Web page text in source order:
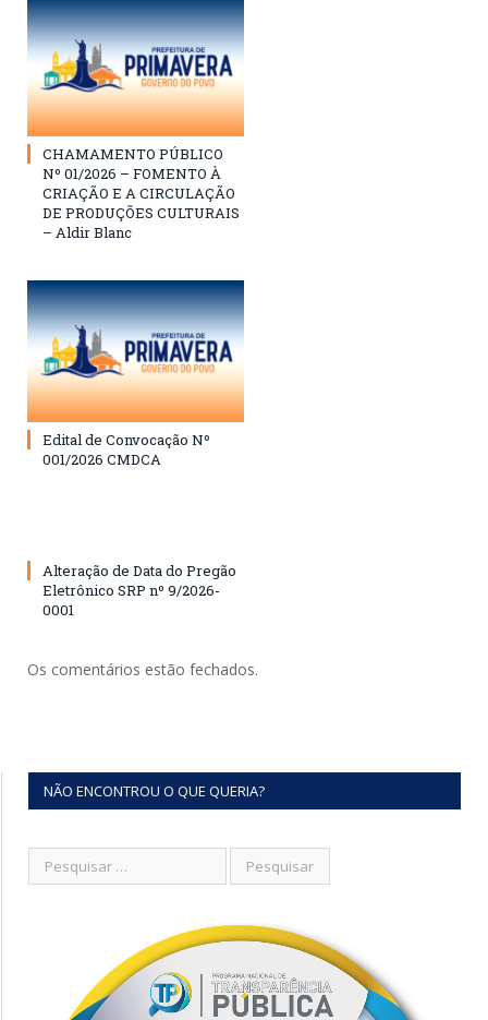
CHAMAMENTO PÚBLICO
Nº 01/2026 – FOMENTO À
CRIAÇÃO E A CIRCULAÇÃO
DE PRODUÇÕES CULTURAIS
– Aldir Blanc
Edital de Convocação Nº
001/2026 CMDCA
Alteração de Data do Pregão
Eletrônico SRP nº 9/2026-
0001
Os comentários estão fechados.
NÃO ENCONTROU O QUE QUERIA?